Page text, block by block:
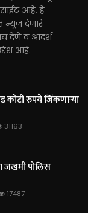
आहे. हे
न्यूज देणारे
देणे व आदर्श
आहे.
कोटी रुपये जिंकणाऱ्या
31163
जखमी पोलिस
17487